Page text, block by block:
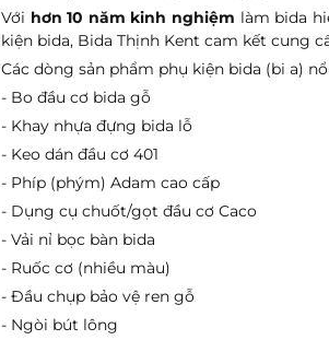
Với hơn 10 năm kinh nghiệm làm bida
kiện bida, Bida Thịnh Kent cam kết cung
Các dòng sản phẩm phụ kiện bida (bi a)
- Bo đầu cơ bida gỗ
- Khay nhựa đựng bida lỗ
- Keo dán đầu cơ 401
- Phíp (phým) Adam cao cấp
- Dụng cụ chuốt/gọt đầu cơ Caco
- Vải nỉ bọc bàn bida
- Ruốc cơ (nhiều màu)
- Đầu chụp bảo vệ ren gỗ
- Ngòi bút lông